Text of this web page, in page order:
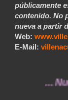
públicamente
contenido. No
nueva a partir
Web:
E-Mail:
... Nuestros